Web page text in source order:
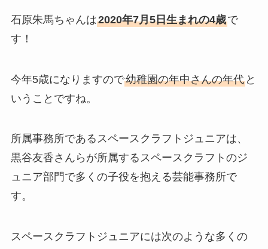
石原朱馬ちゃんは2020年7月5日生まれの4歳で
す！
今年5歳になりますので幼稚園の年中さんの年代と
いうことですね。
所属事務所であるスペースクラフトジュニアは、
黒谷友香さんらが所属するスペースクラフトのジ
ュニア部門で多くの子役を抱える芸能事務所で
す。
スペースクラフトジュニアには次のような多くの